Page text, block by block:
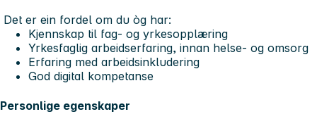
Det er ein fordel om du òg har:
Kjennskap til fag- og yrkesopplæring
Yrkesfaglig arbeidserfaring, innan helse- og omsorg
Erfaring med arbeidsinkludering
God digital kompetanse
Personlige egenskaper